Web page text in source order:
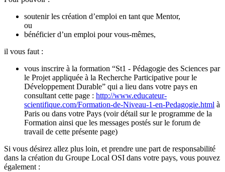
soutenir les création d’emploi en tant que Mentor,
ou
bénéficier d’un emploi pour vous-mêmes,
il vous faut :
vous inscrire à la formation “St1 - Pédagogie des Sciences par
le Projet appliquée à la Recherche Participative pour le
Développement Durable” qui a lieu dans votre pays en
consultant cette page : http://www.educateur-
scientifique.com/Formation-de-Niveau-1-en-Pedagogie.html à
Paris ou dans votre Pays (voir détail sur le programme de la
Formation ainsi que les messages postés sur le forum de
travail de cette présente page)
Si vous désirez allez plus loin, et prendre une part de responsabilité
dans la création du Groupe Local OSI dans votre pays, vous pouvez
également :